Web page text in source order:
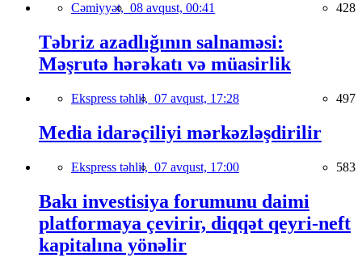
Cəmiyyət, 08 avqust, 00:41 428
Təbriz azadlığının salnaməsi:
Məşrutə hərəkatı və müasirlik
Ekspress təhlil, 07 avqust, 17:28 497
Media idarəçiliyi mərkəzləşdirilir
Ekspress təhlil, 07 avqust, 17:00 583
Bakı investisiya forumunu daimi
platformaya çevirir, diqqət qeyri-neft
kapitalına yönəlir